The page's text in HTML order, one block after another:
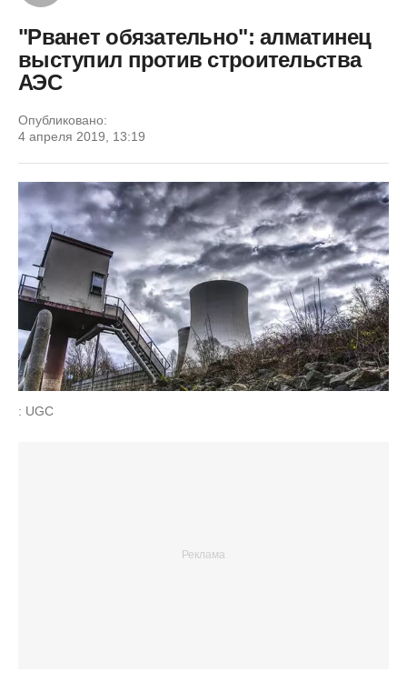
"Рванет обязательно": алматинец
выступил против строительства
АЭС
Опубликовано:
4 апреля 2019, 13:19
: UGC